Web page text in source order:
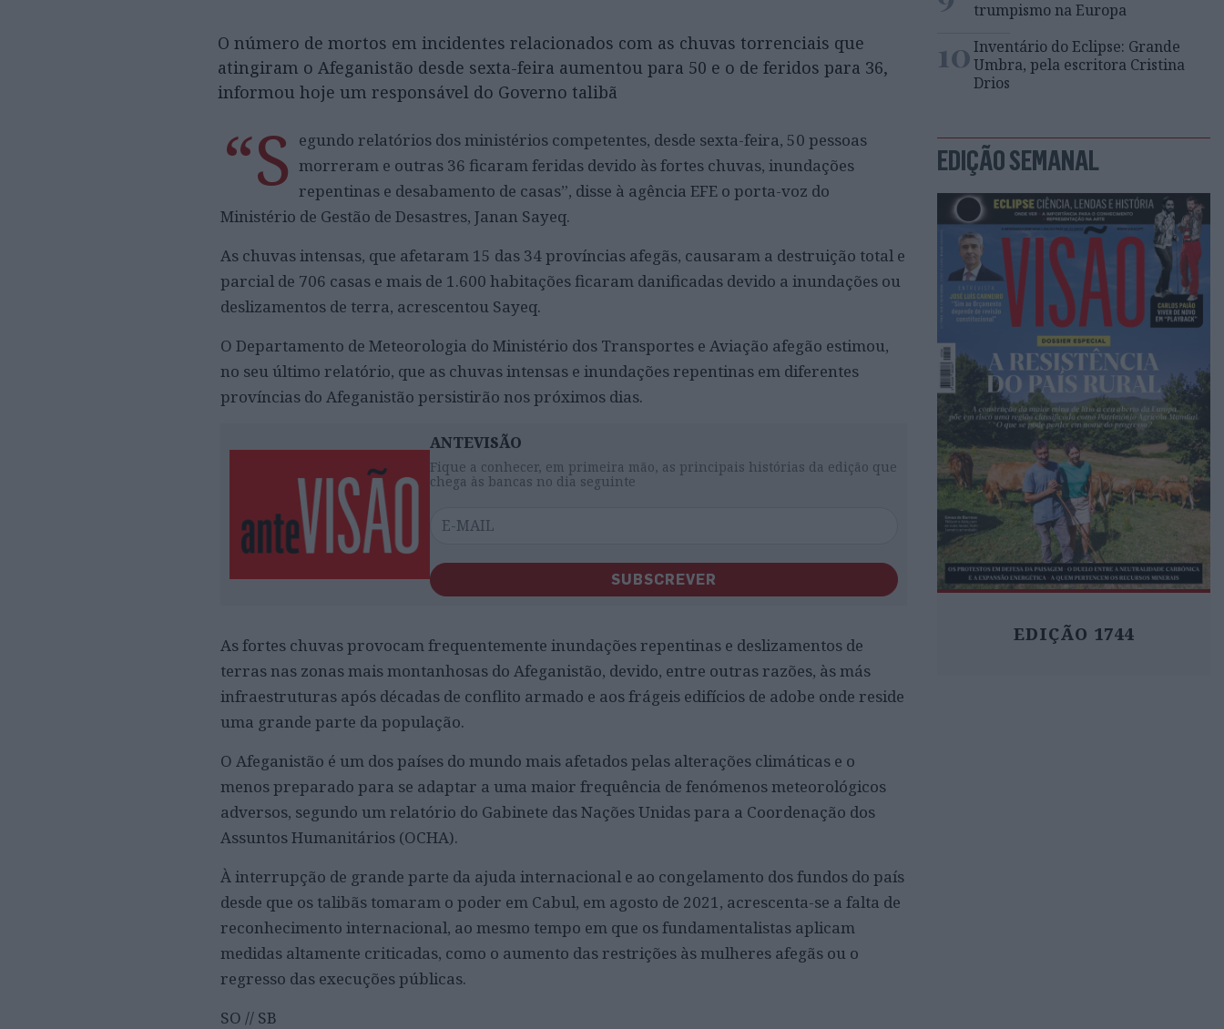
O número de mortos em incidentes relacionados com as chuvas torrenciais que
atingiram o Afeganistão desde sexta-feira aumentou para 50 e o de feridos para 36,
informou hoje um responsável do Governo talibã
“S egundo relatórios dos ministérios competentes, desde sexta-feira, 50 pessoas
morreram e outras 36 ficaram feridas devido às fortes chuvas, inundações
repentinas e desabamento de casas”, disse à agência EFE o porta-voz do
Ministério de Gestão de Desastres, Janan Sayeq.
As chuvas intensas, que afetaram 15 das 34 províncias afegãs, causaram a destruição total e
parcial de 706 casas e mais de 1.600 habitações ficaram danificadas devido a inundações ou
deslizamentos de terra, acrescentou Sayeq.
O Departamento de Meteorologia do Ministério dos Transportes e Aviação afegão estimou,
no seu último relatório, que as chuvas intensas e inundações repentinas em diferentes
províncias do Afeganistão persistirão nos próximos dias.
ANTEVISÃO
Fique a conhecer, em primeira mão, as principais histórias da edição que
chega às bancas no dia seguinte
SUBSCREVER
As fortes chuvas provocam frequentemente inundações repentinas e deslizamentos de
terras nas zonas mais montanhosas do Afeganistão, devido, entre outras razões, às más
infraestruturas após décadas de conflito armado e aos frágeis edifícios de adobe onde reside
uma grande parte da população.
O Afeganistão é um dos países do mundo mais afetados pelas alterações climáticas e o
menos preparado para se adaptar a uma maior frequência de fenómenos meteorológicos
adversos, segundo um relatório do Gabinete das Nações Unidas para a Coordenação dos
Assuntos Humanitários (OCHA).
À interrupção de grande parte da ajuda internacional e ao congelamento dos fundos do país
desde que os talibãs tomaram o poder em Cabul, em agosto de 2021, acrescenta-se a falta de
reconhecimento internacional, ao mesmo tempo em que os fundamentalistas aplicam
medidas altamente criticadas, como o aumento das restrições às mulheres afegãs ou o
regresso das execuções públicas.
SO // SB
trumpismo na Europa
10Inventário do Eclipse: Grande
Umbra, pela escritora Cristina
Drios
EDIÇÃO SEMANAL
EDIÇÃO 1744